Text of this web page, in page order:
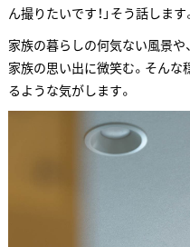
ん撮りたいです！」そう話します
家族の暮らしの何気ない風景
家族の思い出に微笑む。そんな
るような気がします。